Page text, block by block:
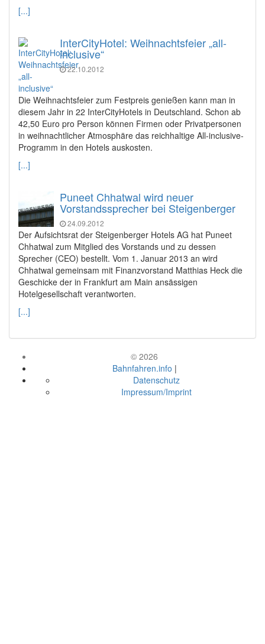
[...]
InterCityHotel: Weihnachtsfeier „all-
inclusive“
22.10.2012
Die Weihnachtsfeier zum Festpreis genießen kann man in
diesem Jahr in 22 InterCityHotels in Deutschland. Schon ab
42,50 Euro pro Person können Firmen oder Privatpersonen
in weihnachtlicher Atmosphäre das reichhaltige All-inclusive-
Programm in den Hotels auskosten.
[...]
Puneet Chhatwal wird neuer
Vorstandssprecher bei Steigenberger
24.09.2012
Der Aufsichtsrat der Steigenberger Hotels AG hat Puneet
Chhatwal zum Mitglied des Vorstands und zu dessen
Sprecher (CEO) bestellt. Vom 1. Januar 2013 an wird
Chhatwal gemeinsam mit Finanzvorstand Matthias Heck die
Geschicke der in Frankfurt am Main ansässigen
Hotelgesellschaft verantworten.
[...]
© 2026
Bahnfahren.info |
Datenschutz
Impressum/Imprint